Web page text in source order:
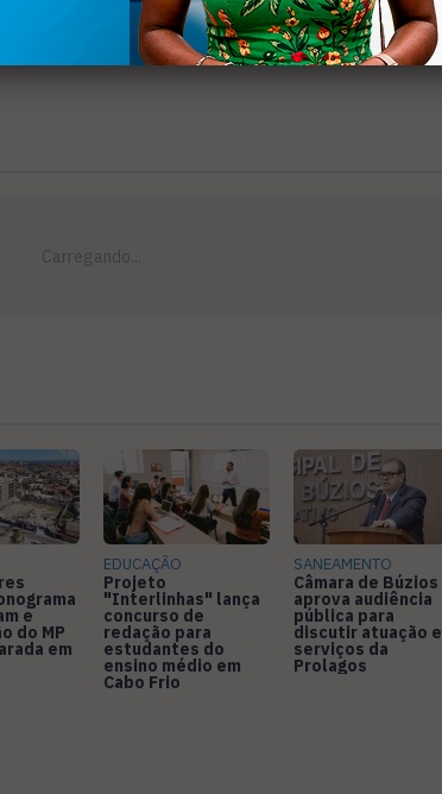
e
do MP
em
EDUCAÇÃO
Projeto
"Interlinhas" lança
concurso de
redação para
estudantes do
ensino médio em
Cabo Frio
SANEAMENTO
Câmara de Búzios
aprova audiência
pública para
discutir atuação e
serviços da
Prolagos